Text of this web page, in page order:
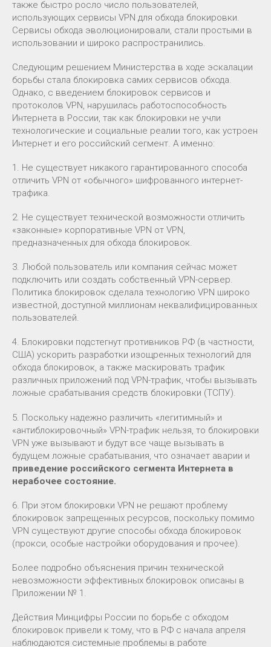
также быстро росло число пользователей,
использующих сервисы VPN для обхода блокировки.
Сервисы обхода эволюционировали, стали простыми в
использовании и широко распространились.
Следующим решением Министерства в ходе эскалации
борьбы стала блокировка самих сервисов обхода.
Однако, с введением блокировок сервисов и
протоколов VPN, нарушилась работоспособность
Интернета в России, так как блокировки не учли
технологические и социальные реалии того, как устроен
Интернет и его российский сегмент. А именно:
1. Не существует никакого гарантированного способа
отличить VPN от «обычного» шифрованного интернет-
трафика.
2. Не существует технической возможности отличить
«законные» корпоративные VPN от VPN,
предназначенных для обхода блокировок.
3. Любой пользователь или компания сейчас может
подключить или создать собственный VPN-сервер.
Политика блокировок сделала технологию VPN широко
известной, доступной миллионам неквалифицированных
пользователей.
4. Блокировки подстегнут противников РФ (в частности,
США) ускорить разработки изощренных технологий для
обхода блокировок, а также маскировать трафик
различных приложений под VPN-трафик, чтобы вызывать
ложные срабатывания средств блокировки (ТСПУ).
5. Поскольку надежно различить «легитимный» и
«антиблокировочный» VPN-трафик нельзя, то блокировки
VPN уже вызывают и будут все чаще вызывать в
будущем ложные срабатывания, что означает аварии и
приведение российского сегмента Интернета в
нерабочее состояние.
6. При этом блокировки VPN не решают проблему
блокировок запрещенных ресурсов, поскольку помимо
VPN существуют другие способы обхода блокировок
(прокси, особые настройки оборудования и прочее).
Более подробно объяснения причин технической
невозможности эффективных блокировок описаны в
Приложении № 1.
Действия Минцифры России по борьбе с обходом
блокировок привели к тому, что в РФ с начала апреля
наблюдаются системные проблемы в работе